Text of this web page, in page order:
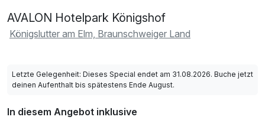
AVALON Hotelpark Königshof
Königslutter am Elm, Braunschweiger Land
Letzte Gelegenheit: Dieses Special endet am 31.08.2026. Buche jetzt
deinen Aufenthalt bis spätestens Ende August.
In diesem Angebot inklusive